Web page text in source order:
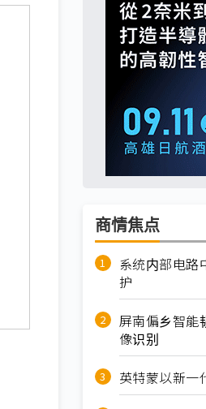
商情焦点
系统内部电路
护
屏南偏乡智能
像识别
英特蒙以新一